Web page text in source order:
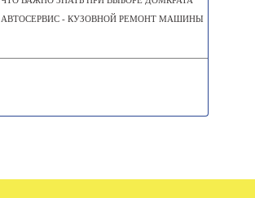
АВТОСЕРВИС - КУЗОВНОЙ РЕМОНТ МАШИНЫ